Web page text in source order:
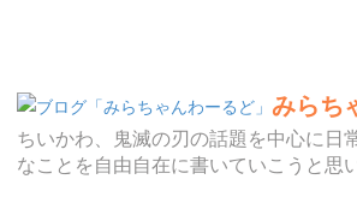
みらち
ちいかわ、鬼滅の刃の話題を中心に日
なことを自由自在に書いていこうと思